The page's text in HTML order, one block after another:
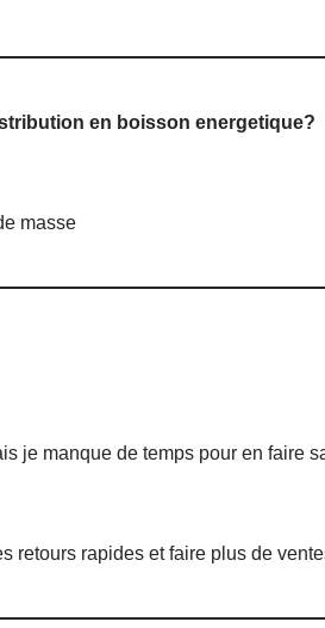
en boisson energetique?
masse
je manque de temps pour en faire
retours rapides et faire plus de